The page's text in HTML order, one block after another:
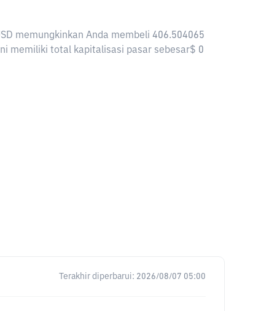
memungkinkan Anda membeli 406.504065
memiliki total kapitalisasi pasar sebesar$ 0
Terakhir diperbarui: 2026/08/07 05:00